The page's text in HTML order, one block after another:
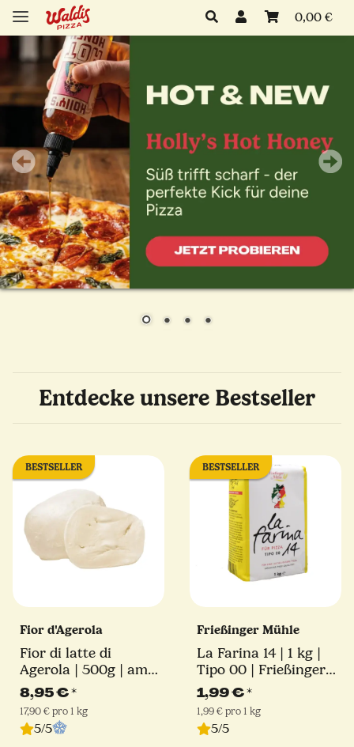
0,00 €
Entdecke unsere Bestseller
BESTSELLER
Fior d'Agerola
Fior di latte di
Agerola | 500g | am
Stück
8,95 €*
17,90 € pro 1 kg
5/5
BESTSELLER
Frießinger Mühle
La Farina 14 | 1 kg |
Tipo 00 | Frießinger
Mühle
1,99 €*
1,99 € pro 1 kg
5/5